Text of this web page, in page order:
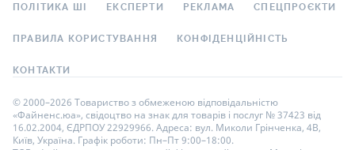
ПОЛІТИКА ШІ ЕКСПЕРТИ РЕКЛАМА СПЕЦПРОЄКТИ
ПРАВИЛА КОРИСТУВАННЯ КОНФІДЕНЦІЙНІСТЬ
КОНТАКТИ
© 2000–2026 Товариство з обмеженою відповідальністю
«Файненс.юа», свідоцтво на знак для товарів і послуг № 37423 від
16.02.2004, ЄДРПОУ 22929966. Адреса: вул. Миколи Грінченка, 4В,
Київ, Україна. Графік роботи: Пн–Пт 9:00–18:00.